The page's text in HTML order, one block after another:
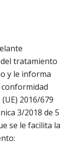
del tratamiento
y le informa
2016/679
3/2018 de 5
se le facilita la